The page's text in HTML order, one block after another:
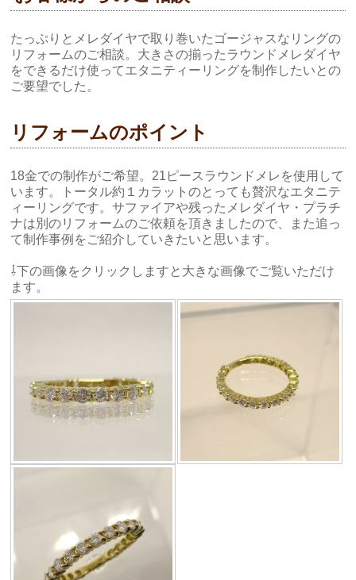
たっぷりとメレダイヤで取り巻いたゴージャスなリングの
リフォームのご相談。大きさの揃ったラウンドメレダイヤ
をできるだけ使ってエタニティーリングを制作したいとの
ご要望でした。
リフォームのポイント
18金での制作がご希望。21ピースラウンドメレを使用して
います。トータル約１カラットのとっても贅沢なエタニテ
ィーリングです。サファイアや残ったメレダイヤ・プラチ
ナは別のリフォームのご依頼を頂きましたので、また追っ
て制作事例をご紹介していきたいと思います。
⇩下の画像をクリックしますと大きな画像でご覧いただけ
ます。